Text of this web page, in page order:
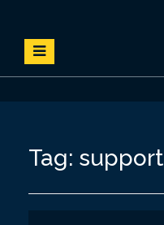
Tag: support